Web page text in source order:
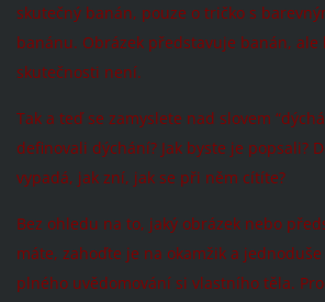
skutečný banán, pouze o tričko s
banánu. Obrázek představuje banán, ale
skutečnosti není.
Tak a teď se zamyslete nad slovem
definovali dýchání? Jak byste je popsali?
vypadá, jak zní, jak se při něm cítíte?
Bez ohledu na to, jaký obrázek nebo
máte, zahoďte je na okamžik a
plného uvědomování si vlastního těla.